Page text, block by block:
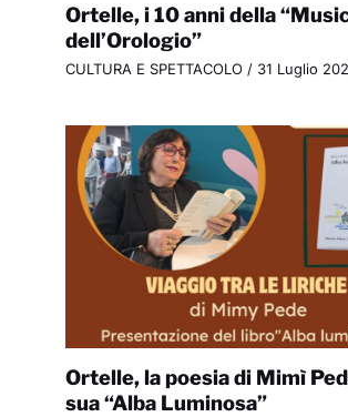
Ortelle, i 10 anni della
dell’Orologio”
CULTURA E SPETTACOLO / 31 Luglio
Ortelle, la poesia di Mimì
sua “Alba Luminosa”